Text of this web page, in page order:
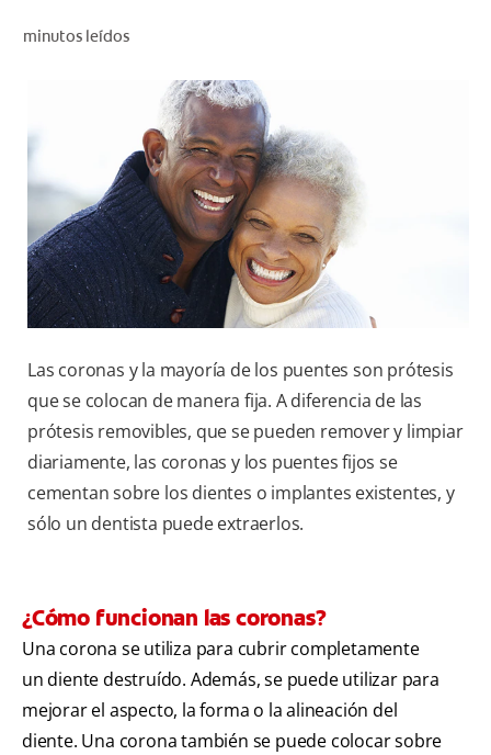
PARA PROFESIONALES
minutos leídos
Las coronas y la mayoría de los puentes son prótesis
que se colocan de manera fija. A diferencia de las
prótesis removibles, que se pueden remover y limpiar
diariamente, las coronas y los puentes fijos se
cementan sobre los dientes o implantes existentes, y
sólo un dentista puede extraerlos.
¿Cómo funcionan las coronas?
Una corona se utiliza para cubrir completamente
un diente destruído. Además, se puede utilizar para
mejorar el aspecto, la forma o la alineación del
diente. Una corona también se puede colocar sobre